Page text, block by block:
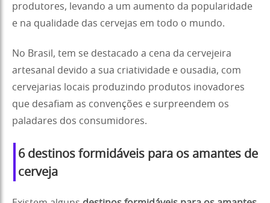
produtores, levando a um aumento da popularidade
e na qualidade das cervejas em todo o mundo.
No Brasil, tem se destacado a cena da cervejeira
artesanal devido a sua criatividade e ousadia, com
cervejarias locais produzindo produtos inovadores
que desafiam as convenções e surpreendem os
paladares dos consumidores.
6 destinos formidáveis para os amantes de
cerveja